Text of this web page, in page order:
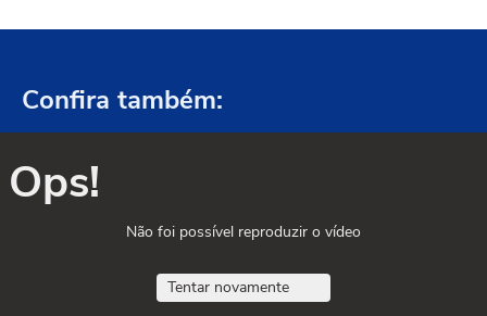
Confira também:
Ops!
Não foi possível reproduzir o vídeo
Tentar novamente